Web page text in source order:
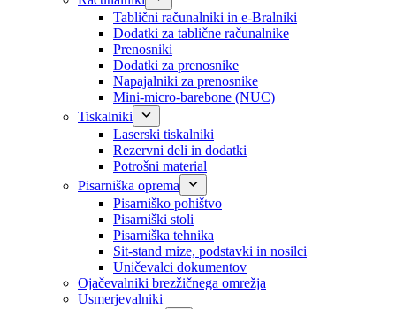
Tablični računalniki in e-Bralniki
Dodatki za tablične računalnike
Prenosniki
Dodatki za prenosnike
Napajalniki za prenosnike
Mini-micro-barebone (NUC)
Tiskalniki
Laserski tiskalniki
Rezervni deli in dodatki
Potrošni material
Pisarniška oprema
Pisarniško pohištvo
Pisarniški stoli
Pisarniška tehnika
Sit-stand mize, podstavki in nosilci
Uničevalci dokumentov
Ojačevalniki brezžičnega omrežja
Usmerjevalniki